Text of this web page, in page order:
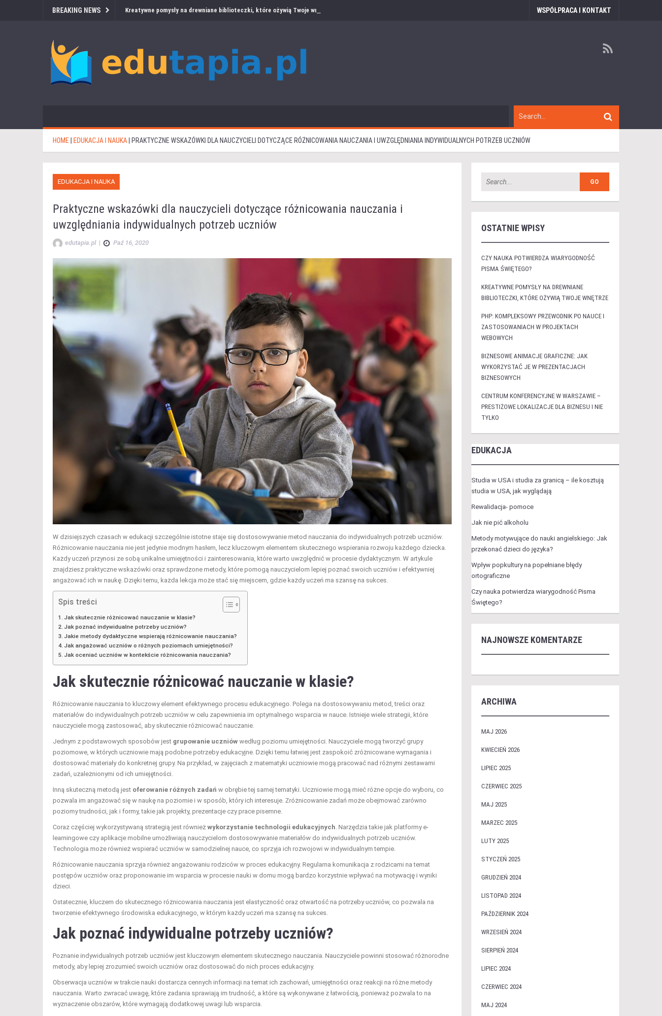
BREAKING NEWS Kreatywne pomysły na drewniane biblioteczki, które ożywią Twoje wnętrze WSPÓŁPRACA I KONTAKT
HOME EDUKACJA I NAUKA PRAKTYCZNE WSKAZÓWKI DLA NAUCZYCIELI DOTYCZĄCE RÓŻNICOWANIA NAUCZANIA I UWZGLĘDNIANIA INDYWIDUALNYCH POTRZEB UCZNIÓW
EDUKACJA I NAUKA
Praktyczne wskazówki dla nauczycieli dotyczące różnicowania nauczania i
uwzględniania indywidualnych potrzeb uczniów
edutapia.pl | Paź 16, 2020
W dzisiejszych czasach w edukacji szczególnie istotne staje się dostosowywanie metod nauczania do indywidualnych potrzeb uczniów.
Różnicowanie nauczania nie jest jedynie modnym hasłem, lecz kluczowym elementem skutecznego wspierania rozwoju każdego dziecka.
Każdy uczeń przynosi ze sobą unikalne umiejętności i zainteresowania, które warto uwzględnić w procesie dydaktycznym. W artykule
znajdziesz praktyczne wskazówki oraz sprawdzone metody, które pomogą nauczycielom lepiej poznać swoich uczniów i efektywniej
angażować ich w naukę. Dzięki temu, każda lekcja może stać się miejscem, gdzie każdy uczeń ma szansę na sukces.
Spis treści
Jak skutecznie różnicować nauczanie w klasie?
Jak poznać indywidualne potrzeby uczniów?
Jakie metody dydaktyczne wspierają różnicowanie nauczania?
Jak angażować uczniów o różnych poziomach umiejętności?
Jak oceniać uczniów w kontekście różnicowania nauczania?
Jak skutecznie różnicować nauczanie w klasie?
Różnicowanie nauczania to kluczowy element efektywnego procesu edukacyjnego. Polega na dostosowywaniu metod, treści oraz
materiałów do indywidualnych potrzeb uczniów w celu zapewnienia im optymalnego wsparcia w nauce. Istnieje wiele strategii, które
nauczyciele mogą zastosować, aby skutecznie różnicować nauczanie.
Jednym z podstawowych sposobów jest grupowanie uczniów według poziomu umiejętności. Nauczyciele mogą tworzyć grupy
poziomowe, w których uczniowie mają podobne potrzeby edukacyjne. Dzięki temu łatwiej jest zaspokoić zróżnicowane wymagania i
dostosować materiały do konkretnej grupy. Na przykład, w zajęciach z matematyki uczniowie mogą pracować nad różnymi zestawami
zadań, uzależnionymi od ich umiejętności.
Inną skuteczną metodą jest oferowanie różnych zadań w obrębie tej samej tematyki. Uczniowie mogą mieć różne opcje do wyboru, co
pozwala im angażować się w naukę na poziomie i w sposób, który ich interesuje. Zróżnicowanie zadań może obejmować zarówno
poziomy trudności, jak i formy, takie jak projekty, prezentacje czy prace pisemne.
Coraz częściej wykorzystywaną strategią jest również wykorzystanie technologii edukacyjnych . Narzędzia takie jak platformy e-
learningowe czy aplikacje mobilne umożliwiają nauczycielom dostosowywanie materiałów do indywidualnych potrzeb uczniów.
Technologia może również wspierać uczniów w samodzielnej nauce, co sprzyja ich rozwojowi w indywidualnym tempie.
Różnicowanie nauczania sprzyja również angażowaniu rodziców w proces edukacyjny. Regularna komunikacja z rodzicami na temat
postępów uczniów oraz proponowanie im wsparcia w procesie nauki w domu mogą bardzo korzystnie wpływać na motywację i wyniki
dzieci.
Ostatecznie, kluczem do skutecznego różnicowania nauczania jest elastyczność oraz otwartość na potrzeby uczniów, co pozwala na
tworzenie efektywnego środowiska edukacyjnego, w którym każdy uczeń ma szansę na sukces.
Jak poznać indywidualne potrzeby uczniów?
Poznanie indywidualnych potrzeb uczniów jest kluczowym elementem skutecznego nauczania. Nauczyciele powinni stosować różnorodne
metody, aby lepiej zrozumieć swoich uczniów oraz dostosować do nich proces edukacyjny.
Obserwacja uczniów w trakcie nauki dostarcza cennych informacji na temat ich zachowań, umiejętności oraz reakcji na różne metody
nauczania. Warto zwracać uwagę, które zadania sprawiają im trudność, a które są wykonywane z łatwością, ponieważ pozwala to na
wyznaczenie obszarów, które wymagają dodatkowej uwagi lub wsparcia.
OSTATNIE WPISY
CZY NAUKA POTWIERDZA WIARYGODNOŚĆ
PISMA ŚWIĘTEGO?
KREATYWNE POMYSŁY NA DREWNIANE
BIBLIOTECZKI, KTÓRE OŻYWIĄ TWOJE WNĘTRZE
PHP: KOMPLEKSOWY PRZEWODNIK PO NAUCE I
ZASTOSOWANIACH W PROJEKTACH
WEBOWYCH
BIZNESOWE ANIMACJE GRAFICZNE: JAK
WYKORZYSTAĆ JE W PREZENTACJACH
BIZNESOWYCH
CENTRUM KONFERENCYJNE W WARSZAWIE –
PRESTIŻOWE LOKALIZACJE DLA BIZNESU I NIE
TYLKO
EDUKACJA
Studia w USA i studia za granicą – ile kosztują
studia w USA, jak wyglądają
Rewalidacja- pomoce
Jak nie pić alkoholu
Metody motywujące do nauki angielskiego: Jak
przekonać dzieci do języka?
Wpływ popkultury na popełniane błędy
ortograficzne
Czy nauka potwierdza wiarygodność Pisma
Świętego?
NAJNOWSZE KOMENTARZE
ARCHIWA
MAJ 2026
KWIECIEŃ 2026
LIPIEC 2025
CZERWIEC 2025
MAJ 2025
MARZEC 2025
LUTY 2025
STYCZEŃ 2025
GRUDZIEŃ 2024
LISTOPAD 2024
PAŹDZIERNIK 2024
WRZESIEŃ 2024
SIERPIEŃ 2024
LIPIEC 2024
CZERWIEC 2024
MAJ 2024